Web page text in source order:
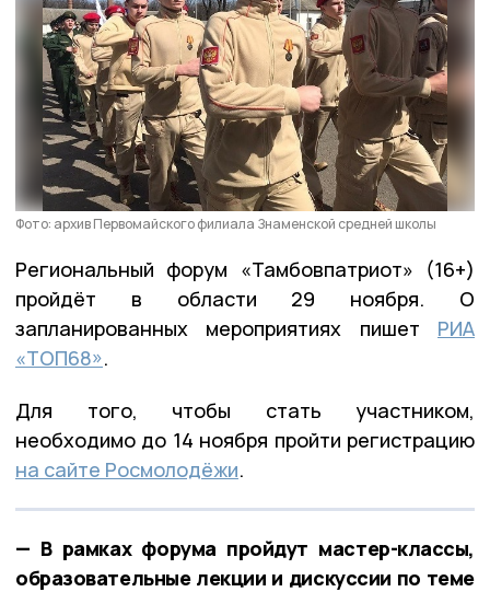
Фото: архив Первомайского филиала Знаменской средней школы
Региональный форум «Тамбовпатриот» (16+)
пройдёт в области 29 ноября. О
запланированных мероприятиях пишет РИА
«ТОП68».
Для того, чтобы стать участником,
необходимо до 14 ноября пройти регистрацию
на сайте Росмолодёжи.
— В рамках форума пройдут мастер-классы,
образовательные лекции и дискуссии по теме